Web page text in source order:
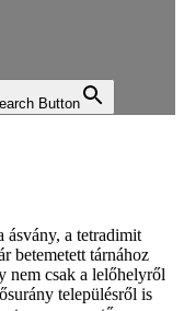
Button
a tetradimit
betemetett tárnához
nem csak a lelőhelyről
településről is